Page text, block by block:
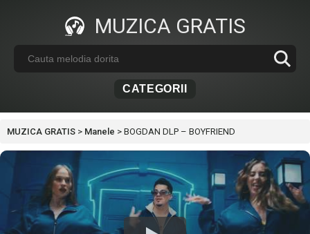
MUZICA GRATIS
CATEGORII
MUZICA GRATIS > Manele > BOGDAN DLP – BOYFRIEND